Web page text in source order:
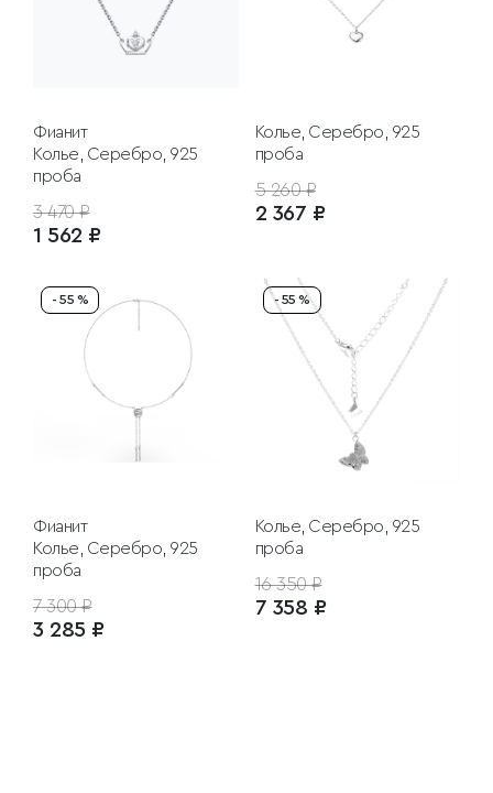
Фианит
Колье, Серебро, 925
проба
3 470 ₽
1 562 ₽
Колье, Серебро, 925
проба
5 260 ₽
2 367 ₽
- 55 %
Фианит
Колье, Серебро, 925
проба
7 300 ₽
3 285 ₽
- 55 %
Колье, Серебро, 925
проба
16 350 ₽
7 358 ₽